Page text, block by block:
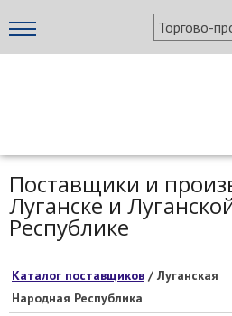
Поставщики и
Луганске и
Республике
Каталог поставщиков / Луганская
Народная Республика